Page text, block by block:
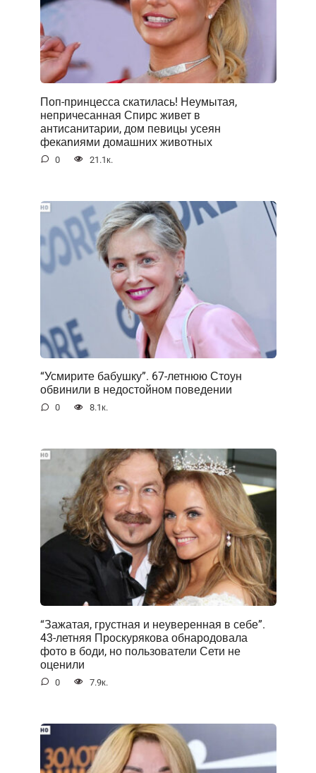
Поп-принцесса скатилась! Неумытая,
непричесанная Спирс живет в
антисанитарии, дом певицы усеян
фекаnиями домашних животных
0 21.1к.
“Усмирите бабушку”. 67-летнюю Стоун
обвинили в недостойном поведении
0 8.1к.
“Зажатая, грустная и неуверенная в себе”.
43-летняя Проскурякова обнародовала
фото в боди, но пользователи Сети не
оценили
0 7.9к.